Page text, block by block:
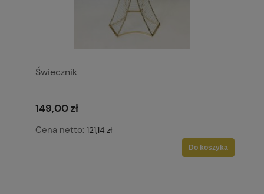
Świecznik
149,00 zł
Cena netto: 121,14 zł
Do koszyka